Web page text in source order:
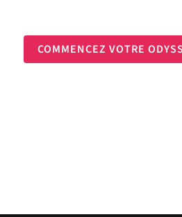
COMMENCEZ VOTRE